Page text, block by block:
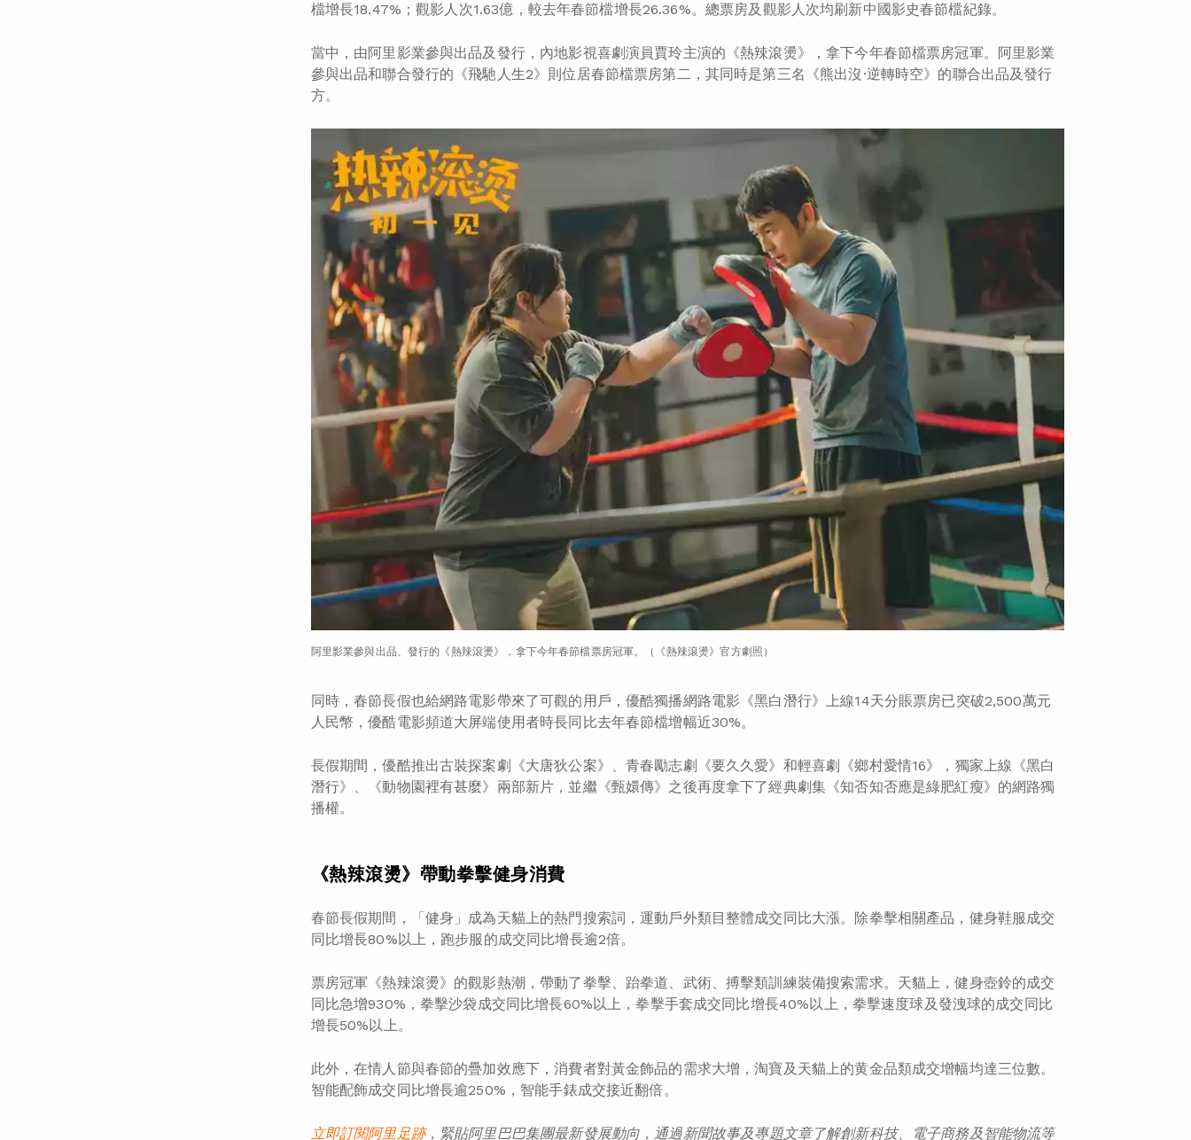
檔增長18.47%；觀影人次1.63億，較去年春節檔增長26.36%。總票房及觀影人次均刷新中國影史春節檔紀錄。
當中，由阿里影業參與出品及發行，內地影視喜劇演員賈玲主演的《熱辣滾燙》，拿下今年春節檔票房冠軍。阿里影業
參與出品和聯合發行的《飛馳人生2》則位居春節檔票房第二，其同時是第三名《熊出沒·逆轉時空》的聯合出品及發行
方。
阿里影業參與出品、發行的《熱辣滾燙》，拿下今年春節檔票房冠軍。（《熱辣滾燙》官方劇照）
同時，春節長假也給網路電影帶來了可觀的用戶，優酷獨播網路電影《黑白潛行》上線14天分賬票房已突破2,500萬元
人民幣，優酷電影頻道大屏端使用者時長同比去年春節檔增幅近30%。
長假期間，優酷推出古裝探案劇《大唐狄公案》、青春勵志劇《要久久愛》和輕喜劇《鄉村愛情16》，獨家上線《黑白
潛行》、《動物園裡有甚麼》兩部新片，並繼《甄嬛傳》之後再度拿下了經典劇集《知否知否應是綠肥紅瘦》的網路獨
播權。
《熱辣滾燙》帶動拳擊健身消費
春節長假期間，「健身」成為天貓上的熱門搜索詞，運動戶外類目整體成交同比大漲。除拳擊相關產品，健身鞋服成交
同比增長80%以上，跑步服的成交同比增長逾2倍。
票房冠軍《熱辣滾燙》的觀影熱潮，帶動了拳擊、跆拳道、武術、搏擊類訓練裝備搜索需求。天貓上，健身壺鈴的成交
同比急增930%，拳擊沙袋成交同比增長60%以上，拳擊手套成交同比增長40%以上，拳擊速度球及發洩球的成交同比
增長50%以上。
此外，在情人節與春節的疊加效應下，消費者對黃金飾品的需求大增，淘寶及天貓上的黄金品類成交增幅均達三位數。
智能配飾成交同比增長逾250%，智能手錶成交接近翻倍。
立即訂閱阿里足跡，緊貼阿里巴巴集團最新發展動向，通過新聞故事及專題文章了解創新科技、 電子商務及智能物流等